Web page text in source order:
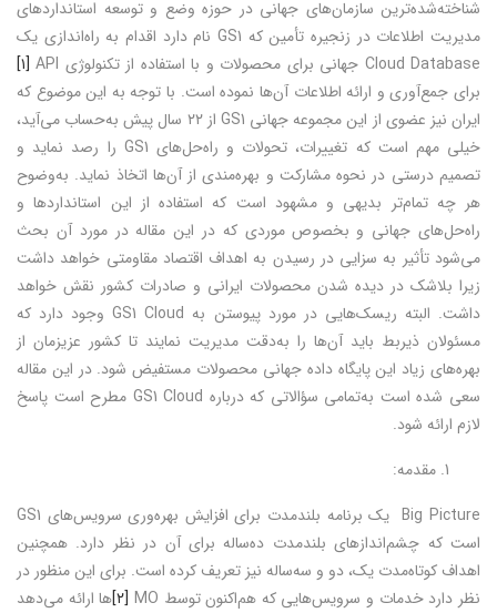
شناخته‌شده‌ترین سازمان‌های جهانی در حوزه وضع و توسعه استانداردهای
مدیریت اطلاعات در زنجیره تأمین که GS1 نام دارد اقدام به راه‌اندازی یک
Cloud Database جهانی برای محصولات و با استفاده از تکنولوژی API
[۱]
برای جمع‌آوری و ارائه اطلاعات آن‌ها نموده است. با توجه به این موضوع که
ایران نیز عضوی از این مجموعه جهانی GS1 از ۲۲ سال پیش به‌حساب می‌آید،
خیلی مهم است که تغییرات، تحولات و راه‌حل‌های GS1 را رصد نماید و
تصمیم درستی در نحوه مشارکت و بهره‌مندی از آن‌ها اتخاذ نماید. به‌وضوح
هر چه تمام‌تر بدیهی و مشهود است که استفاده از این استانداردها و
راه‌حل‌های جهانی و بخصوص موردی که در این مقاله در مورد آن بحث
می‌شود تأثیر به سزایی در رسیدن به اهداف اقتصاد مقاومتی خواهد داشت
زیرا بلاشک در دیده شدن محصولات ایرانی و صادرات کشور نقش خواهد
داشت. البته ریسک‌هایی در مورد پیوستن به GS1 Cloud وجود دارد که
مسئولان ذیربط باید آن‌ها را به‌دقت مدیریت نمایند تا کشور عزیزمان از
بهره‌های زیاد این پایگاه داده جهانی محصولات مستفیض شود. در این مقاله
سعی شده است به‌تمامی سؤالاتی که درباره GS1 Cloud مطرح است پاسخ
لازم ارائه شود.
مقدمه:
Big Picture یک برنامه بلندمدت برای افزایش بهره‌وری سرویس‌های GS1
است که چشم‌اندازهای بلندمدت ده‌ساله برای آن در نظر دارد. همچنین
اهداف کوتاه‌مدت یک، دو و سه‌ساله نیز تعریف کرده است. برای این منظور در
نظر دارد خدمات و سرویس‌هایی که هم‌اکنون توسط MO
[۲] ها ارائه می‌دهد